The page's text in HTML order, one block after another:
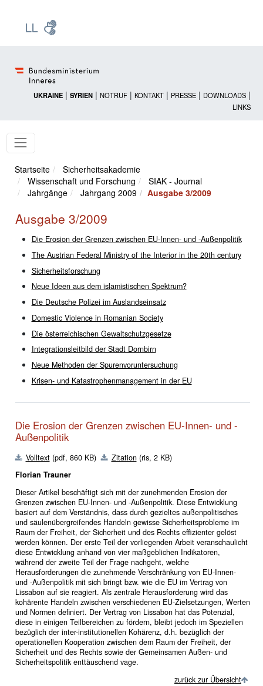
UKRAINE | SYRIEN | NOTRUF | KONTAKT | PRESSE | DOWNLOADS |
LINKS
Startseite
Sicherheitsakademie
Wissenschaft und Forschung
SIAK - Journal
Jahrgänge
Jahrgang 2009 Ausgabe 3/2009
Ausgabe 3/2009
Die Erosion der Grenzen zwischen EU-Innen- und -Außenpolitik
The Austrian Federal Ministry of the Interior in the 20th century
Sicherheitsforschung
Neue Ideen aus dem islamistischen Spektrum?
Die Deutsche Polizei im Auslandseinsatz
Domestic Violence in Romanian Society
Die österreichischen Gewaltschutzgesetze
Integrationsleitbild der Stadt Dornbirn
Neue Methoden der Spurenvoruntersuchung
Krisen- und Katastrophenmanagement in der EU
Die Erosion der Grenzen zwischen EU-Innen- und -
Außenpolitik
Volltext(pdf, 860KB) Zitation(ris, 2 KB)
Florian Trauner
Dieser Artikel beschäftigt sich mit der zunehmenden Erosion der
Grenzen zwischen EU-Innen- und -Außenpolitik. Diese Entwicklung
basiert auf dem Verständnis, dass durch gezieltes außenpolitisches
und säulenübergreifendes Handeln gewisse Sicherheitsprobleme im
Raum der Freiheit, der Sicherheit und des Rechts effizienter gelöst
werden können. Der erste Teil der vorliegenden Arbeit veranschaulicht
diese Entwicklung anhand von vier maßgeblichen Indikatoren,
während der zweite Teil der Frage nachgeht, welche
Herausforderungen die zunehmende Verschränkung von EU-Innen-
und -Außenpolitik mit sich bringt bzw. wie die EU im Vertrag von
Lissabon auf sie reagiert. Als zentrale Herausforderung wird das
kohärente Handeln zwischen verschiedenen EU-Zielsetzungen, Werten
und Normen definiert. Der Vertrag von Lissabon hat das Potenzial,
diese in einigen Teilbereichen zu fördern, bleibt jedoch im Speziellen
bezüglich der inter-institutionellen Kohärenz, d.h. bezüglich der
operationellen Kooperation zwischen dem Raum der Freiheit, der
Sicherheit und des Rechts sowie der Gemeinsamen Außen- und
Sicherheitspolitik enttäuschend vage.
zurück zur Übersicht